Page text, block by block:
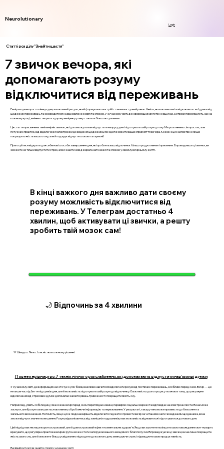
Neurolutionary
Login
Статті розділу "Знайти щастя"
7 звичок вечора, які
допомагають розуму
відключитися від переживань
Вечір — це не просто кінець дня, а важливий ритуал, який формує наш настрій і стан на наступний ранок. Уявіть, як важливо вміти відключити свої думки від
щоденних переживань та зосередитися на відновленні енергії та спокою. У сучасному світі, де інформаційний потік не вщухає, а стреси переслідують нас на
кожному кроці, вміння створити здорову вечірню рутину стає все більш актуальним.
Ця стаття присвячена темі вечірніх звичок, які допоможуть вам відпустити напругу дня і підготувати свій розум до сну. Ми розглянемо сім простих, але
потужних практик, від відключення електроніки до ведення щоденника, які здатні змінити ваше сприйняття вечора. Кожен з цих аспектів не лише
покращить якість вашого сну, але й подарує відчуття спокою та гармонії.
Приготуйтеся відкрити для себе нові способи завершення дня, які зроблять ваш відпочинок більш продуктивним і приємним. Впровадивши ці звички, ви
зможете не тільки відпустити стрес, але й знайти нові джерела натхнення та спокою у своєму вечірньому житті.
В кінці важкого дня важливо дати своєму
розуму можливість відключитися від
переживань. У Телеграм достатньо 4
хвилин, щоб активувати ці звички, а решту
зробить твій мозок сам!
🌙 Відпочинь за 4 хвилини
💛 Швидко. Легко. І з ясністю в кожному рішенні.
Повне керівництво: 7 технік нічного розслаблення, які допомагають відпустити нав’язливі думки
У сучасному світі, де інформація нас оточує з усіх боків, важливо навчитися відключати розум від постійних переживань, особливо перед сном. Вечір — це
не лише час підбиття підсумків дня, але й можливість підготувати свій розум до відпочинку. Важливість цього процесу полягає в тому, що регулярне
відключення від стресових думок допомагає знизити рівень тривожності і покращити якість сну.
Наприклад, уявіть собі людину, яка кожен вечір перед сном переглядає новини, перевіряє соціальні мережі та відповідає на електронні листи. Вона може
заснути, але її розум залишається активним, обробляючи інформацію та переживання. У результаті, така рутина може призвести до безсоння та
загального виснаження. Натомість, якщо ця ж людина вирішить відключити гаджети і провести вечір за читанням книги чи веденням щоденника, вона
зможе відчути значне полегшення. Розум, відволікаючись від зовнішніх подразників, має можливість відновитися і підготуватися до нового дня.
Цей підхід має не лише короткостроковий, але й довгостроковий ефект на ментальне здоров'я. Якщо ви захочете поліпшити своє повсякденне життя, варто
врахувати, що регулярна практика вечірніх рутин може стати запорукою вашого емоційного благополуччя. Впроваджуючи ці звички, ви не лише покращите
якість свого сну, але й зможете більш усвідомлено підходити до кожного дня, зменшуючи стрес і підвищуючи свою продуктивність.
Вечірній ритуал: як знайти спокій у шумному світі